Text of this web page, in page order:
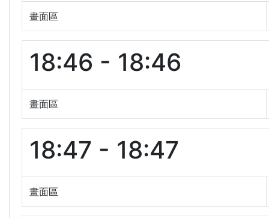
畫面區
18:46 - 18:46
畫面區
18:47 - 18:47
畫面區